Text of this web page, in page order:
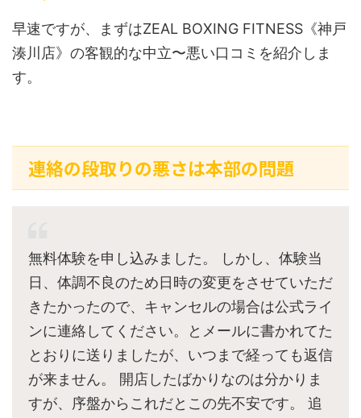
早速ですが、まずはZEAL BOXING FITNESS《神戸
湊川店》の客観的な中立〜悪い口コミを紹介しま
す。
連絡の段取りの悪さは本部の問題
無料体験を申し込みました。 しかし、体験当
日、体調不良のため日時の変更をさせていただ
きたかったので、キャンセルの場合は公式ライ
ンに連絡してください。とメールに書かれてた
とおりに送りましたが、いつまで経っても返信
が来ません。 開店したばかりなのは分かりま
すが、序盤からこれだとこの先不安です。 追